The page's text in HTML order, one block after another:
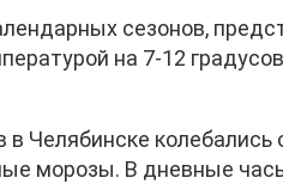
сезонов,
на 7-12
Челябинске колебались
морозы. В дневные